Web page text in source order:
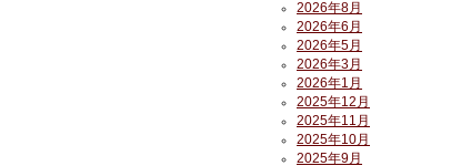
2026年8月
2026年6月
2026年5月
2026年3月
2026年1月
2025年12月
2025年11月
2025年10月
2025年9月